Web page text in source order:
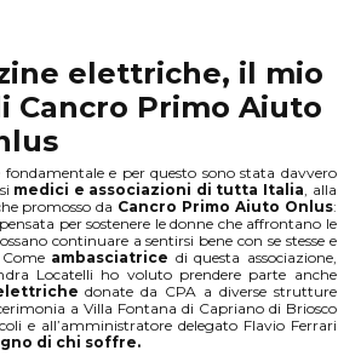
elettriche, il mio
Cancro Primo Aiuto
e per questo sono stata davvero
medici e associazioni di tutta Italia, alla
promosso da Cancro Primo Aiuto Onlus:
per sostenere le donne che affrontano le
continuare a sentirsi bene con se stesse e
ambasciatrice di questa associazione,
Locatelli ho voluto prendere parte anche
donate da CPA a diverse strutture
a Villa Fontana di Capriano di Briosco
e all’amministratore delegato Flavio Ferrari
di chi soffre.